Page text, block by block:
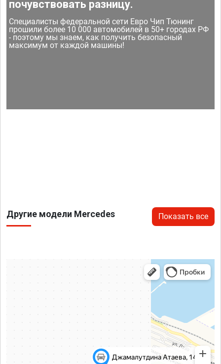
почувствовать разницу.
Специалисты федеральной сети Евро Чип Тюнинг
прошили более 10 000 автомобилей в 50+ городах РФ
- поэтому мы знаем, как получить безопасный
максимум от каждой машины!
Другие модели Mercedes Показать все